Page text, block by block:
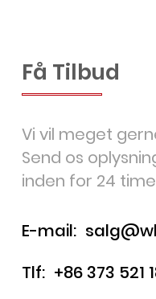
Få Tilbud
Vi vil meget
Send os
inden for 24
E-mail:
Tlf: +86 373 521